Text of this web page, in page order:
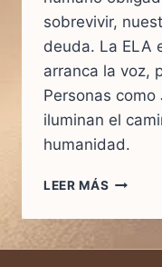
sobrevivir,
deuda. La ELA
arranca la voz,
Personas
iluminan el
humanidad.
LEER MÁS